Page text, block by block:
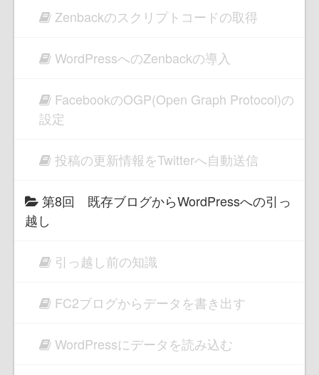
Zenbackのスクリプトコードの取得
WordPressへのZenbackの導入
FacebookのOGP(Open Graph Protocol)の
設定
投稿の更新情報をTwitterへ自動送信
第8回 既存ブログからWordPressへの引っ
越し
引っ越し前の知識
FC2ブログからデータを書き出す
WordPressにデータを読み込む